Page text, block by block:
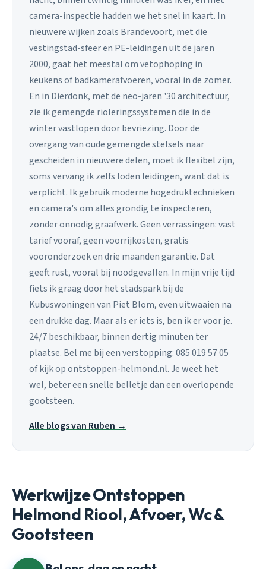
camera-inspectie hadden we het snel in kaart. In
nieuwere wijken zoals Brandevoort, met die
vestingstad-sfeer en PE-leidingen uit de jaren
2000, gaat het meestal om vetophoping in
keukens of badkamerafvoeren, vooral in de zomer.
En in Dierdonk, met de neo-jaren '30 architectuur,
zie ik gemengde rioleringssystemen die in de
winter vastlopen door bevriezing. Door de
overgang van oude gemengde stelsels naar
gescheiden in nieuwere delen, moet ik flexibel zijn,
soms vervang ik zelfs loden leidingen, want dat is
verplicht. Ik gebruik moderne hogedruktechnieken
en camera's om alles grondig te inspecteren,
zonder onnodig graafwerk. Geen verrassingen: vast
tarief vooraf, geen voorrijkosten, gratis
vooronderzoek en drie maanden garantie. Dat
geeft rust, vooral bij noodgevallen. In mijn vrije tijd
fiets ik graag door het stadspark bij de
Kubuswoningen van Piet Blom, even uitwaaien na
een drukke dag. Maar als er iets is, ben ik er voor je.
24/7 beschikbaar, binnen dertig minuten ter
plaatse. Bel me bij een verstopping: 085 019 57 05
of kijk op ontstoppen-helmond.nl. Je weet het
wel, beter een snelle belletje dan een overlopende
gootsteen.
Alle blogs van Ruben →
Werkwijze Ontstoppen
Helmond Riool, Afvoer, Wc &
Gootsteen